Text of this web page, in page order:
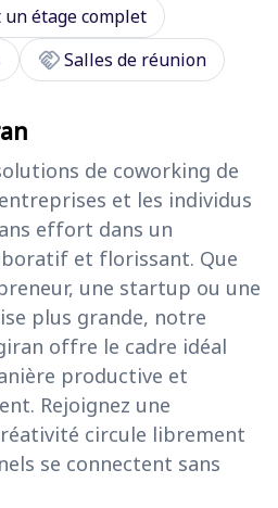
étage complet
handshakeSalles de réunion
de coworking de
et les individus
effort dans un
et florissant. Que
une startup ou une
plus grande, notre
offre le cadre idéal
productive et
Rejoignez une
circule librement
se connectent sans